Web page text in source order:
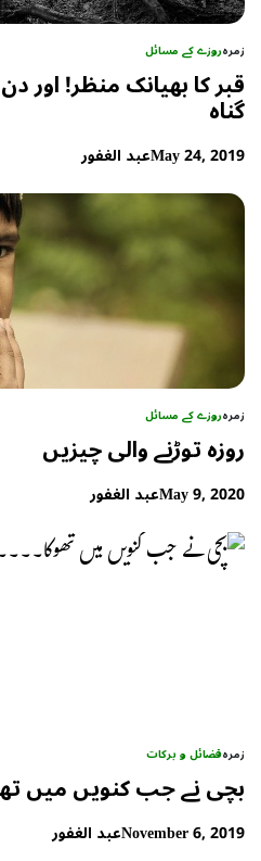
زمرہروزے کے مسائل
قبر کا بھیانک منظر! اور
گناہ
May 24, 2019عبد الغفور
زمرہروزے کے مسائل
روزہ توڑنے والی چیزیں
May 9, 2020عبد الغفور
زمرہفضائل و برکات
بچی نے جب کنویں میں
November 6, 2019عبد الغفور